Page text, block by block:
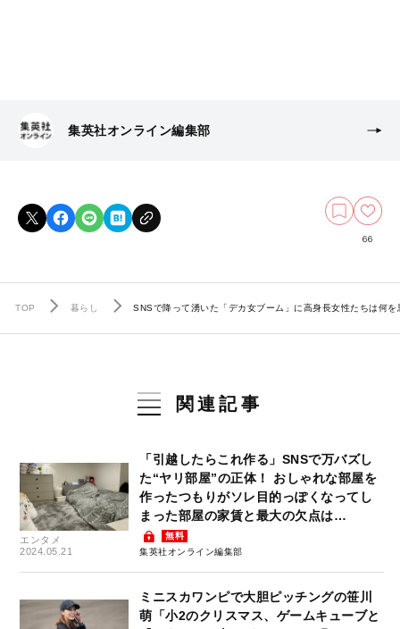
集英社オンライン編集部
66
TOP 暮らし SNSで降って湧いた「デカ女ブーム」に高身長女性たちは何
関連記事
エンタメ
2024.05.21
「引越したらこれ作る」SNSで万バズし
た“ヤリ部屋”の正体！ おしゃれな部屋を
作ったつもりがソレ目的っぽくなってし
まった部屋の家賃と最大の欠点は…
無料
集英社オンライン編集部
ミニスカワンピで大胆ピッチングの笹川
萌「小2のクリスマス、ゲームキューブと